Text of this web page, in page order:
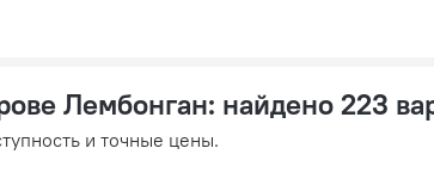
Лембонган: найдено 223
и точные цены.